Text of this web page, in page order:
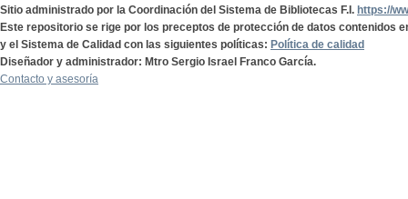
Sitio administrado por la Coordinación del Sistema de Bibliotecas F.I. https://
Este repositorio se rige por los preceptos de protección de datos contenidos
y el Sistema de Calidad con las siguientes políticas: Política de calidad
Diseñador y administrador: Mtro Sergio Israel Franco García.
Contacto y asesoría